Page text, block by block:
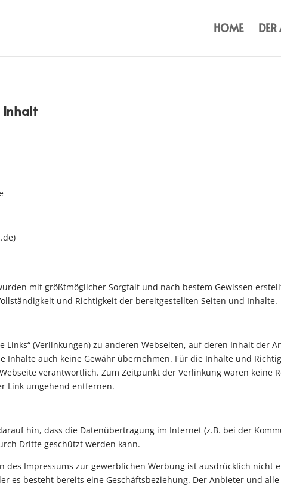
HOME DER
Inhalt
mit größtmöglicher Sorgfalt und nach bestem Gewissen
und Richtigkeit der bereitgestellten Seiten und Inhalte.
Links“ (Verlinkungen) zu anderen Webseiten, auf deren Inhalt der
Inhalte auch keine Gewähr übernehmen. Für die Inhalte und
verantwortlich. Zum Zeitpunkt der Verlinkung waren keine
Link umgehend entfernen.
hin, dass die Datenübertragung im Internet (z.B. bei der
Dritte geschützt werden kann.
des Impressums zur gewerblichen Werbung ist ausdrücklich nicht
es besteht bereits eine Geschäftsbeziehung. Der Anbieter und